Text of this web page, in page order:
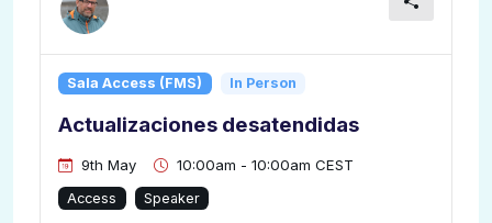
Sala Access (FMS) In Person
Actualizaciones desatendidas
9th May 10:00am - 10:00am CEST
Access Speaker